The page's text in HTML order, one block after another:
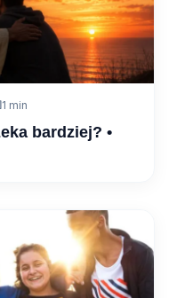
1 min
bardziej? •